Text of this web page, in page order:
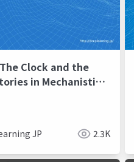
The Clock and the
in Mechanistic
JP 2.3K